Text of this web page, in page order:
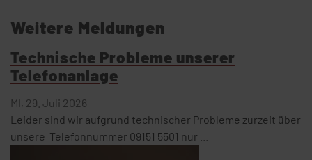
Weitere Meldungen
Technische Probleme unserer
Telefonanlage
MI, 29. Juli 2026
Leider sind wir aufgrund technischer Probleme zurzeit über
unsere Telefonnummer 09151 5501 nur ...